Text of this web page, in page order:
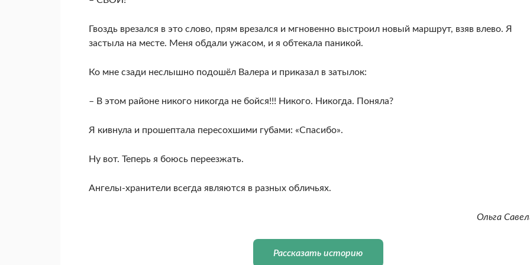
Гвоздь врезался в это слово, прям врезался и мгновенно выстроил новый маршрут, взяв влево. Я
застыла на месте. Меня обдали ужасом, и я обтекала паникой.
Ко мне сзади неслышно подошёл Валера и приказал в затылок:
– В этом районе никого никогда не бойся!!! Никого. Никогда. Поняла?
Я кивнула и прошептала пересохшими губами: «Спасибо».
Ну вот. Теперь я боюсь переезжать.
Ангелы-хранители всегда являются в разных обличьях.
Ольга
Рассказать историю